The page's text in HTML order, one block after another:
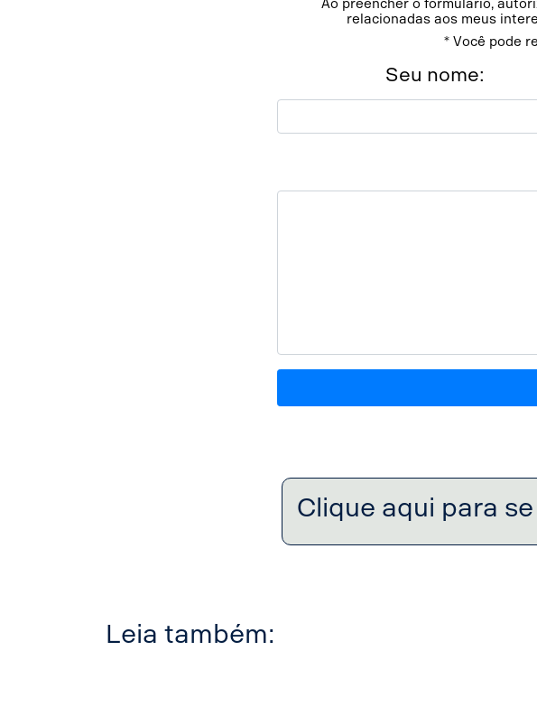
Ao preencher o formulário,
relacionadas aos meus
* Você pode
Seu nome:
Clique aqui para
Leia também: